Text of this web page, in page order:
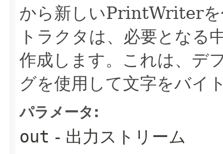
から新しいPrintWriterを
トラクタは、必要とな
作成します。これは、デ
グを使用して文字をバイ
パラメータ:
out - 出力ストリーム